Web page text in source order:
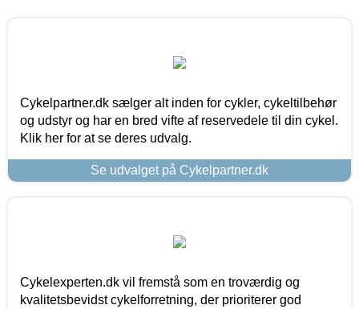
Cykelpartner.dk sælger alt inden for cykler, cykeltilbehør
og udstyr og har en bred vifte af reservedele til din cykel.
Klik her for at se deres udvalg.
Se udvalget på Cykelpartner.dk
Cykelexperten.dk vil fremstå som en troværdig og
kvalitetsbevidst cykelforretning, der prioriterer god